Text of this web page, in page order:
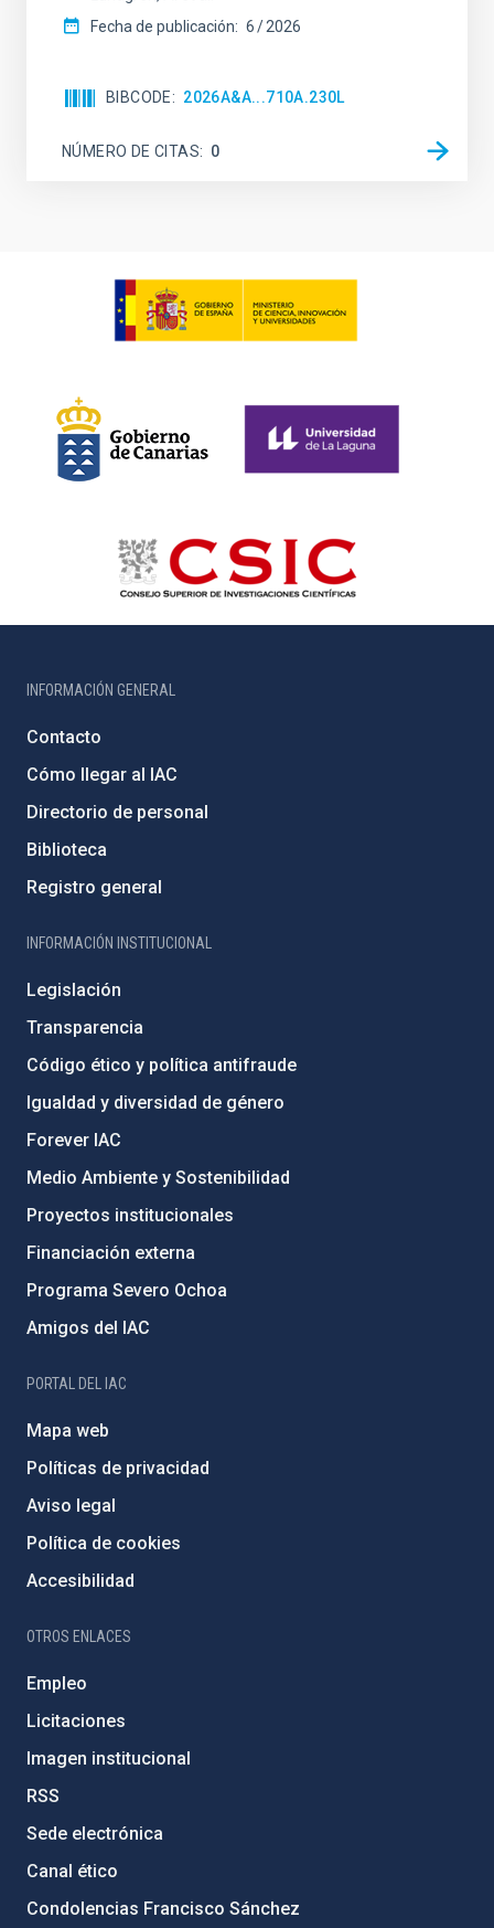
Fecha de publicación: 6 2026
BIBCODE 2026A&A...710A.230L
NÚMERO DE CITAS 0
INFORMACIÓN GENERAL
Contacto
Cómo llegar al IAC
Directorio de personal
Biblioteca
Registro general
INFORMACIÓN INSTITUCIONAL
Legislación
Transparencia
Código ético y política antifraude
Igualdad y diversidad de género
Forever IAC
Medio Ambiente y Sostenibilidad
Proyectos institucionales
Financiación externa
Programa Severo Ochoa
Amigos del IAC
PORTAL DEL IAC
Mapa web
Políticas de privacidad
Aviso legal
Política de cookies
Accesibilidad
OTROS ENLACES
Empleo
Licitaciones
Imagen institucional
RSS
Sede electrónica
Canal ético
Condolencias Francisco Sánchez